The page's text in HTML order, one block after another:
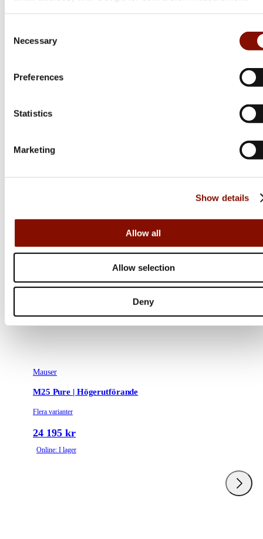
Selection
Necessary
Preferences
Statistics
Marketing
Show details
Allow all
Allow selection
Deny
Online: I lager
Mauser
M25 Pure | Högerutförande
Flera varianter
24 195 kr
Online: I lager